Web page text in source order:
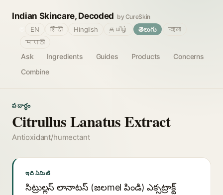
Indian Skincare, Decoded by CureSkin
Ask Ingredients Guides Products
Concerns
Combine
EN हिंदी Hinglish தமிழ் తెలుగు
বাংলা
मराठी
పదార్థం
Citrullus Lanatus Extract
Antioxidant/humectant
ఇది ఏమిటి
సిట్రుల్లస్ లానాటస్ (జలmel పిండి) ఎక్సట్రాక్ట్